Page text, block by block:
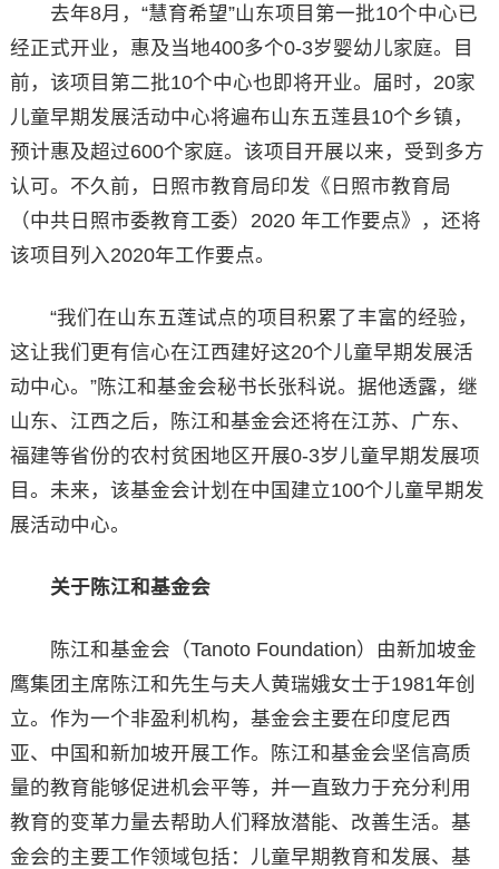
去年8月，“慧育希望”山东项目第一批10个中心已
经正式开业，惠及当地400多个0-3岁婴幼儿家庭。目
前，该项目第二批10个中心也即将开业。届时，20家
儿童早期发展活动中心将遍布山东五莲县10个乡镇，
预计惠及超过600个家庭。该项目开展以来，受到多方
认可。不久前，日照市教育局印发《日照市教育局
（中共日照市委教育工委）2020 年工作要点》，还将
该项目列入2020年工作要点。
“我们在山东五莲试点的项目积累了丰富的经验，
这让我们更有信心在江西建好这20个儿童早期发展活
动中心。”陈江和基金会秘书长张科说。据他透露，继
山东、江西之后，陈江和基金会还将在江苏、广东、
福建等省份的农村贫困地区开展0-3岁儿童早期发展项
目。未来，该基金会计划在中国建立100个儿童早期发
展活动中心。
关于陈江和基金会
陈江和基金会（Tanoto Foundation）由新加坡金
鹰集团主席陈江和先生与夫人黄瑞娥女士于1981年创
立。作为一个非盈利机构，基金会主要在印度尼西
亚、中国和新加坡开展工作。陈江和基金会坚信高质
量的教育能够促进机会平等，并一直致力于充分利用
教育的变革力量去帮助人们释放潜能、改善生活。基
金会的主要工作领域包括：儿童早期教育和发展、基